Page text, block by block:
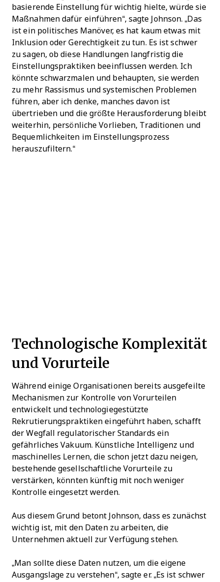
basierende Einstellung für wichtig hielte, würde sie
Maßnahmen dafür einführen“, sagte Johnson. „Das
ist ein politisches Manöver, es hat kaum etwas mit
Inklusion oder Gerechtigkeit zu tun. Es ist schwer
zu sagen, ob diese Handlungen langfristig die
Einstellungspraktiken beeinflussen werden. Ich
könnte schwarzmalen und behaupten, sie werden
zu mehr Rassismus und systemischen Problemen
führen, aber ich denke, manches davon ist
übertrieben und die größte Herausforderung bleibt
weiterhin, persönliche Vorlieben, Traditionen und
Bequemlichkeiten im Einstellungsprozess
herauszufiltern.“
Technologische Komplexität
und Vorurteile
Während einige Organisationen bereits ausgefeilte
Mechanismen zur Kontrolle von Vorurteilen
entwickelt und technologiegestützte
Rekrutierungspraktiken eingeführt haben, schafft
der Wegfall regulatorischer Standards ein
gefährliches Vakuum. Künstliche Intelligenz und
maschinelles Lernen, die schon jetzt dazu neigen,
bestehende gesellschaftliche Vorurteile zu
verstärken, könnten künftig mit noch weniger
Kontrolle eingesetzt werden.
Aus diesem Grund betont Johnson, dass es zunächst
wichtig ist, mit den Daten zu arbeiten, die
Unternehmen aktuell zur Verfügung stehen.
„Man sollte diese Daten nutzen, um die eigene
Ausgangslage zu verstehen“, sagte er. „Es ist schwer